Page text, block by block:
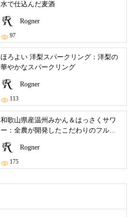
水で仕込んだ麦酒
Rogner
97
ほろよい 洋梨スパークリング：洋梨の
華やかなスパークリング
Rogner
113
和歌山県産温州みかん＆はっさくサワ
ー：全農が開発したこだわりのフル...
Rogner
175